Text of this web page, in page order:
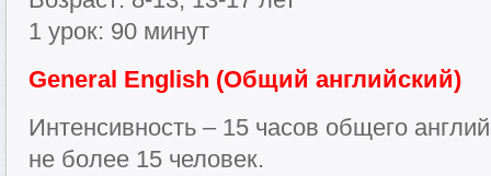
1 урок: 90 минут
General English (Общий английский)
Интенсивность – 15 часов общего
не более 15 человек.